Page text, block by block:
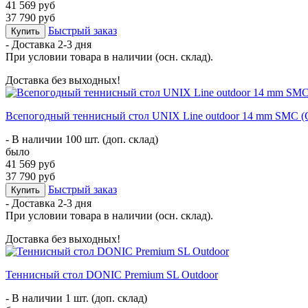
41 569 руб
37 790 руб
Купить
Быстрый заказ
- Доставка 2-3 дня
При условии товара в наличии (осн. склад).
Доставка без выходных!
Всепогодный теннисный стол UNIX Line outdoor 14 mm SMC
- В наличии 100 шт. (доп. склад)
было
41 569 руб
37 790 руб
Купить
Быстрый заказ
- Доставка 2-3 дня
При условии товара в наличии (осн. склад).
Доставка без выходных!
Теннисный стол DONIC Premium SL Outdoor
- В наличии 1 шт. (доп. склад)